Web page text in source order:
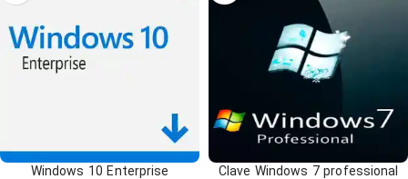
Windows 10 Enterprise
Clave Windows 7 professional